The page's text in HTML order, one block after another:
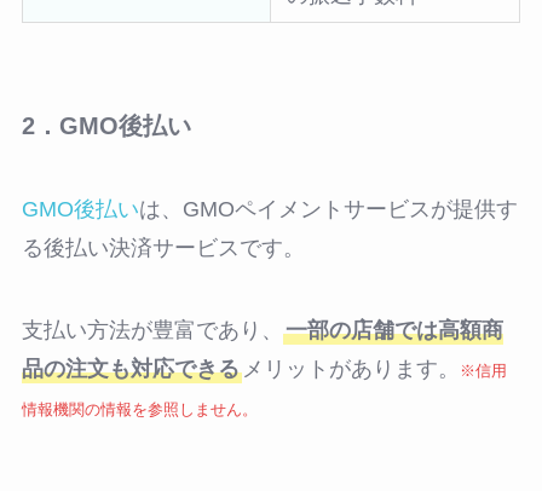
2．GMO後払い
GMO後払いは、GMOペイメントサービスが提供す
る後払い決済サービスです。
支払い方法が豊富であり、 一部の店舗では高額商
品の注文も対応できるメリットがあります。 ※信用
情報機関の情報を参照しません。